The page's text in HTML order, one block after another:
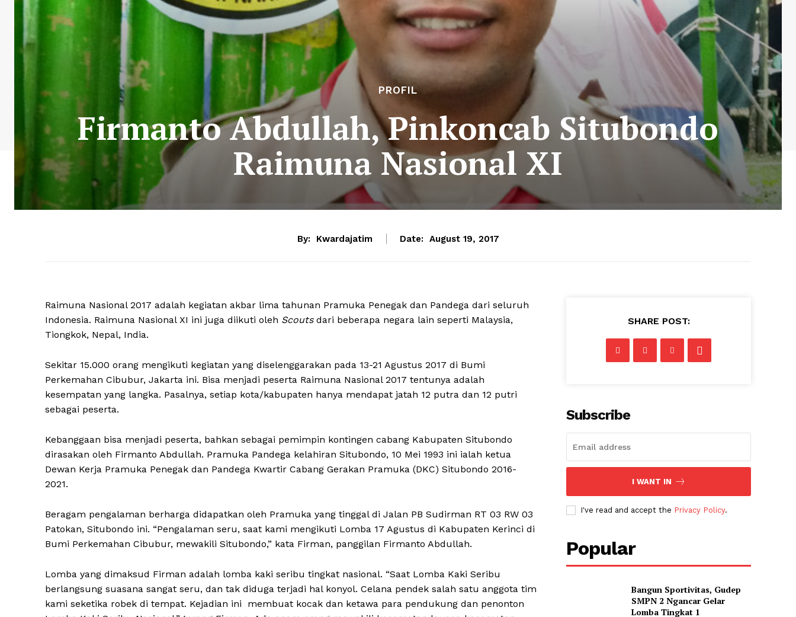
PROFIL
Firmanto Abdullah, Pinkoncab Situbondo
Raimuna Nasional XI
By: Kwardajatim Date: August 19, 2017
Raimuna Nasional 2017 adalah kegiatan akbar lima tahunan Pramuka Penegak dan Pandega dari seluruh
Indonesia. Raimuna Nasional XI ini juga diikuti oleh Scoutsdari beberapa negara lain seperti Malaysia,
Tiongkok, Nepal, India.
Sekitar 15.000 orang mengikuti kegiatan yang diselenggarakan pada 13-21 Agustus 2017 di Bumi
Perkemahan Cibubur, Jakarta ini. Bisa menjadi peserta Raimuna Nasional 2017 tentunya adalah
kesempatan yang langka. Pasalnya, setiap kota/kabupaten hanya mendapat jatah 12 putra dan 12 putri
sebagai peserta.
Kebanggaan bisa menjadi peserta, bahkan sebagai pemimpin kontingen cabang Kabupaten Situbondo
dirasakan oleh Firmanto Abdullah. Pramuka Pandega kelahiran Situbondo, 10 Mei 1993 ini ialah ketua
Dewan Kerja Pramuka Penegak dan Pandega Kwartir Cabang Gerakan Pramuka (DKC) Situbondo 2016-
2021.
Beragam pengalaman berharga didapatkan oleh Pramuka yang tinggal di Jalan PB Sudirman RT 03 RW 03
Patokan, Situbondo ini. “Pengalaman seru, saat kami mengikuti Lomba 17 Agustus di Kabupaten Kerinci di
Bumi Perkemahan Cibubur, mewakili Situbondo,” kata Firman, panggilan Firmanto Abdullah.
Lomba yang dimaksud Firman adalah lomba kaki seribu tingkat nasional. “Saat Lomba Kaki Seribu
berlangsung suasana sangat seru, dan tak diduga terjadi hal konyol. Celana pendek salah satu anggota tim
kami seketika robek di tempat. Kejadian ini membuat kocak dan ketawa para pendukung dan penonton
SHARE POST:
Subscribe
I WANT IN
I've read and accept the Privacy Policy.
Popular
Bangun Sportivitas, Gudep
SMPN 2 Ngancar Gelar
Lomba Tingkat 1